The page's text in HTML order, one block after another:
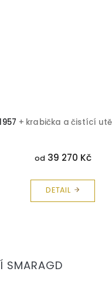
+ krabička a čistící
od39 270 Kč
DETAIL
SMARAGD